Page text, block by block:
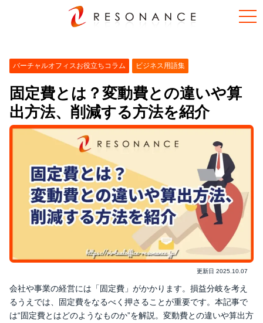
バーチャルオフィスお役立ちコラム ビジネス用語集
固定費とは？変動費との違いや算
出方法、削減する方法を紹介
更新日 2025.10.07
会社や事業の経営には「固定費」がかかります。損益分岐を考え
るうえでは、固定費をなるべく押さることが重要です。本記事で
は“固定費とはどのようなものか”を解説。変動費との違いや算出方